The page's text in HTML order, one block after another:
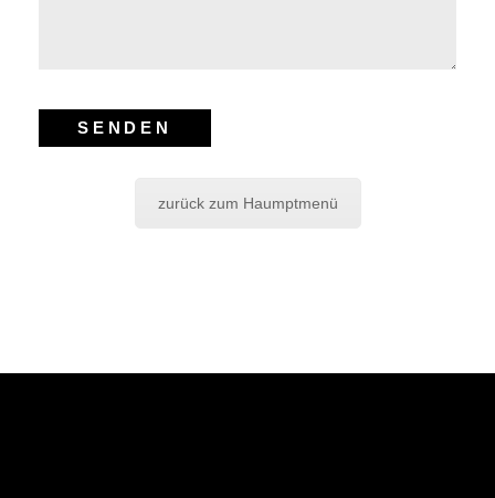
zurück zum Haumptmenü